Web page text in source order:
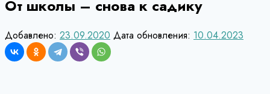
От школы – снова к садику
Добавлено: 23.09.2020 Дата обновления: 10.04.2023